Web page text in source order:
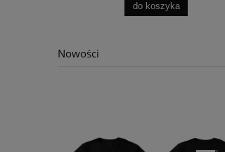
do koszyka
Nowości